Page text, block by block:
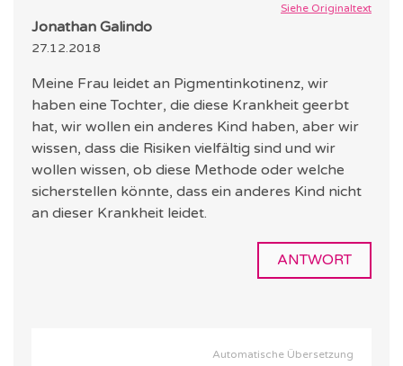
Siehe Originaltext
Jonathan Galindo
27.12.2018
Meine Frau leidet an Pigmentinkotinenz, wir
haben eine Tochter, die diese Krankheit geerbt
hat, wir wollen ein anderes Kind haben, aber wir
wissen, dass die Risiken vielfältig sind und wir
wollen wissen, ob diese Methode oder welche
sicherstellen könnte, dass ein anderes Kind nicht
an dieser Krankheit leidet.
ANTWORT
Automatische Übersetzung